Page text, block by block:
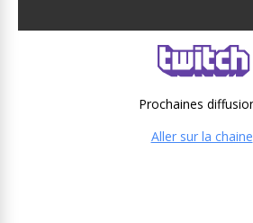
Prochaines
Aller sur la chaine